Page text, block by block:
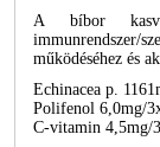
A bíbor
működéséhez és
Echinacea p.
Polifenol 6,0mg/
C-vitamin 4,5mg/